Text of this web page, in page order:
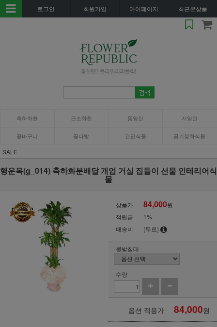
로그인 회원가입 마이페이지 최근본상품
축하화환 근조화환 동양란 서양란
꽃바구니 꽃다발 관엽식물 공기정화식물
SALE
행운목(g_014) 축하화분배달 개업 거실 집들이 선물 인테리어식
물
상품가 84,000원
적립금
1%
배송비
(무료)
물받침대
수량
옵션 적용가 84,000원